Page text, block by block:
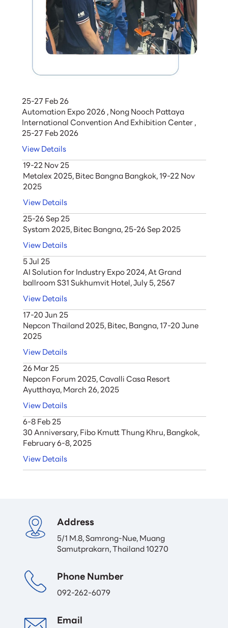
25-27 Feb 26
Automation Expo 2026 , Nong Nooch Pattaya
International Convention And Exhibition Center ,
25-27 Feb 2026
View Details
19-22 Nov 25
Metalex 2025, Bitec Bangna Bangkok, 19-22 Nov
2025
View Details
25-26 Sep 25
Systam 2025, Bitec Bangna, 25-26 Sep 2025
View Details
5 Jul 25
AI Solution for Industry Expo 2024, At Grand
ballroom S31 Sukhumvit Hotel, July 5, 2567
View Details
17-20 Jun 25
Nepcon Thailand 2025, Bitec, Bangna, 17-20 June
2025
View Details
26 Mar 25
Nepcon Forum 2025, Cavalli Casa Resort
Ayutthaya, March 26, 2025
View Details
6-8 Feb 25
30 Anniversary, Fibo Kmutt Thung Khru, Bangkok,
February 6-8, 2025
View Details
Address
5/1 M.8, Samrong-Nue, Muang
Samutprakarn, Thailand 10270
Phone Number
092-262-6079
Email